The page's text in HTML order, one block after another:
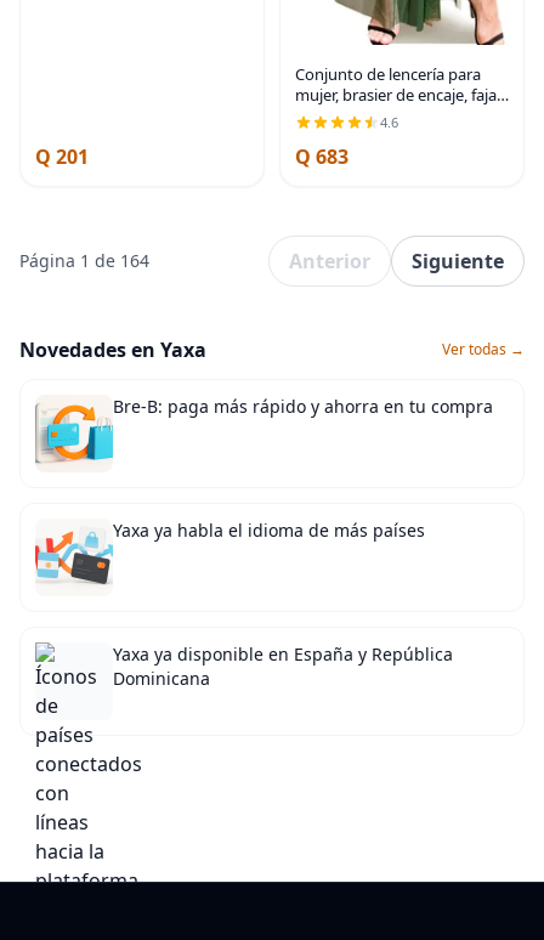
Q 201
Conjunto de lencería para
mujer, brasier de encaje, faja
con vestido largo de malla
transparente, tanga y
cinturón para el cuello,
4.6
Q 683
Página 1 de 164 Anterior Siguiente
Novedades en Yaxa Ver todas →
Bre-B: paga más rápido y ahorra en tu compra
Yaxa ya habla el idioma de más países
Yaxa ya disponible en España y República
Dominicana